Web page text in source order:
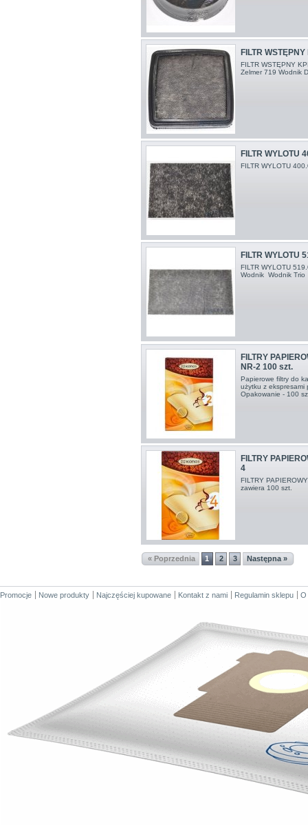
FILTR
FILTR WSTĘPNY
Zelmer 719 Wodnik
FILTR WYLOTU
FILTR WYLOTU
FILTR WYLOTU
FILTR WYLOTU
Wodnik Wodnik Trio
FILTRY
NR-2 100 szt.
Papierowe filtry do
użytku z
Opakowanie - 100
FILTRY
4
FILTRY
zawiera 100 szt.
« Poprzednia 1 2 3 Następna »
Promocje Nowe produkty Najczęściej kupowane Kontakt z nami Regulamin sklepu O